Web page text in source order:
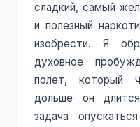
сладкий, самый
и полезный
изобрести. Я
духовное
полет, который
дольше он
задача